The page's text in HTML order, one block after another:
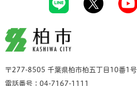
柏市
〒277-8505 千葉県柏市柏五丁目10番1号
電話番号：04-7167-1111